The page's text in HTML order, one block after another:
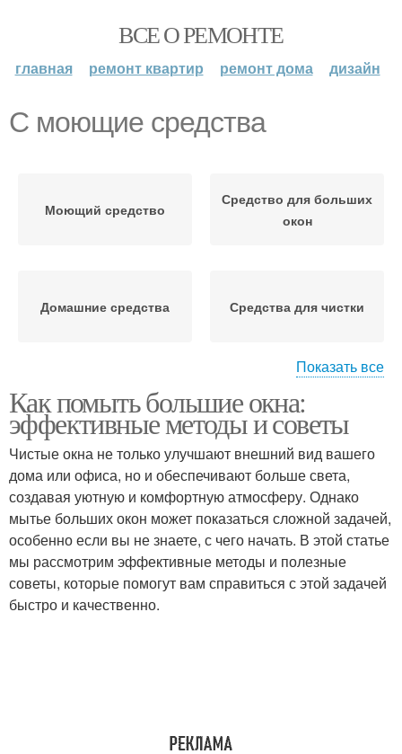
ВСЕ О РЕМОНТЕ
главная ремонт квартир ремонт дома дизайн
С моющие средства
Моющий средство
Средство для больших
окон
Домашние средства Средства для чистки
Готовые средства
Показать все
Как помыть большие окна:
эффективные методы и советы
Чистые окна не только улучшают внешний вид вашего
дома или офиса, но и обеспечивают больше света,
создавая уютную и комфортную атмосферу. Однако
мытье больших окон может показаться сложной задачей,
особенно если вы не знаете, с чего начать. В этой статье
мы рассмотрим эффективные методы и полезные
советы, которые помогут вам справиться с этой задачей
быстро и качественно.